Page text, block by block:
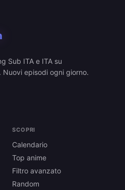
Sub ITA e ITA su
Nuovi episodi ogni giorno.
SCOPRI
Calendario
Top anime
Filtro avanzato
Random